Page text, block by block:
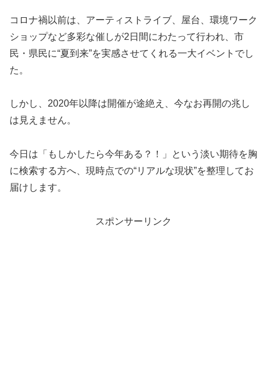
コロナ禍以前は、アーティストライブ、屋台、環境ワーク
ショップなど多彩な催しが2日間にわたって行われ、市
民・県民に“夏到来”を実感させてくれる一大イベントでし
た。
しかし、2020年以降は開催が途絶え、今なお再開の兆し
は見えません。
今日は「もしかしたら今年ある？！」という淡い期待を胸
に検索する方へ、現時点での“リアルな現状”を整理してお
届けします。
スポンサーリンク